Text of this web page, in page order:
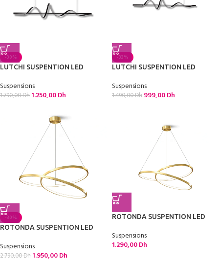
-30%
LUTCHI SUSPENTION LED
Suspensions
1.790,00Dh 1.250,00Dh
-33%
LUTCHI SUSPENTION LED
Suspensions
1.490,00Dh 999,00Dh
-30%
ROTONDA SUSPENTION LED
Suspensions
2.790,00Dh 1.950,00Dh
ROTONDA SUSPENTION LED
Suspensions
1.290,00Dh